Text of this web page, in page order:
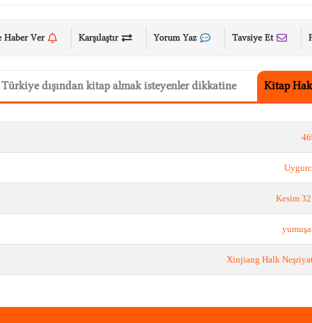
Tavsiye Et
Yorum Yaz
Karşılaştır
Haber Ver
Kitap
Türkiye dışından kitap almak isteyenler dikkatine
Xinjiang Halk